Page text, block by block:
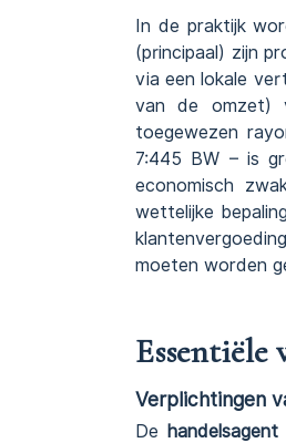
In de praktijk
(principaal) zijn
via een lokale
van de omzet)
toegewezen
7:445 BW – is
economisch
wettelijke
moeten worden
Verplichtingen
De handelsagent